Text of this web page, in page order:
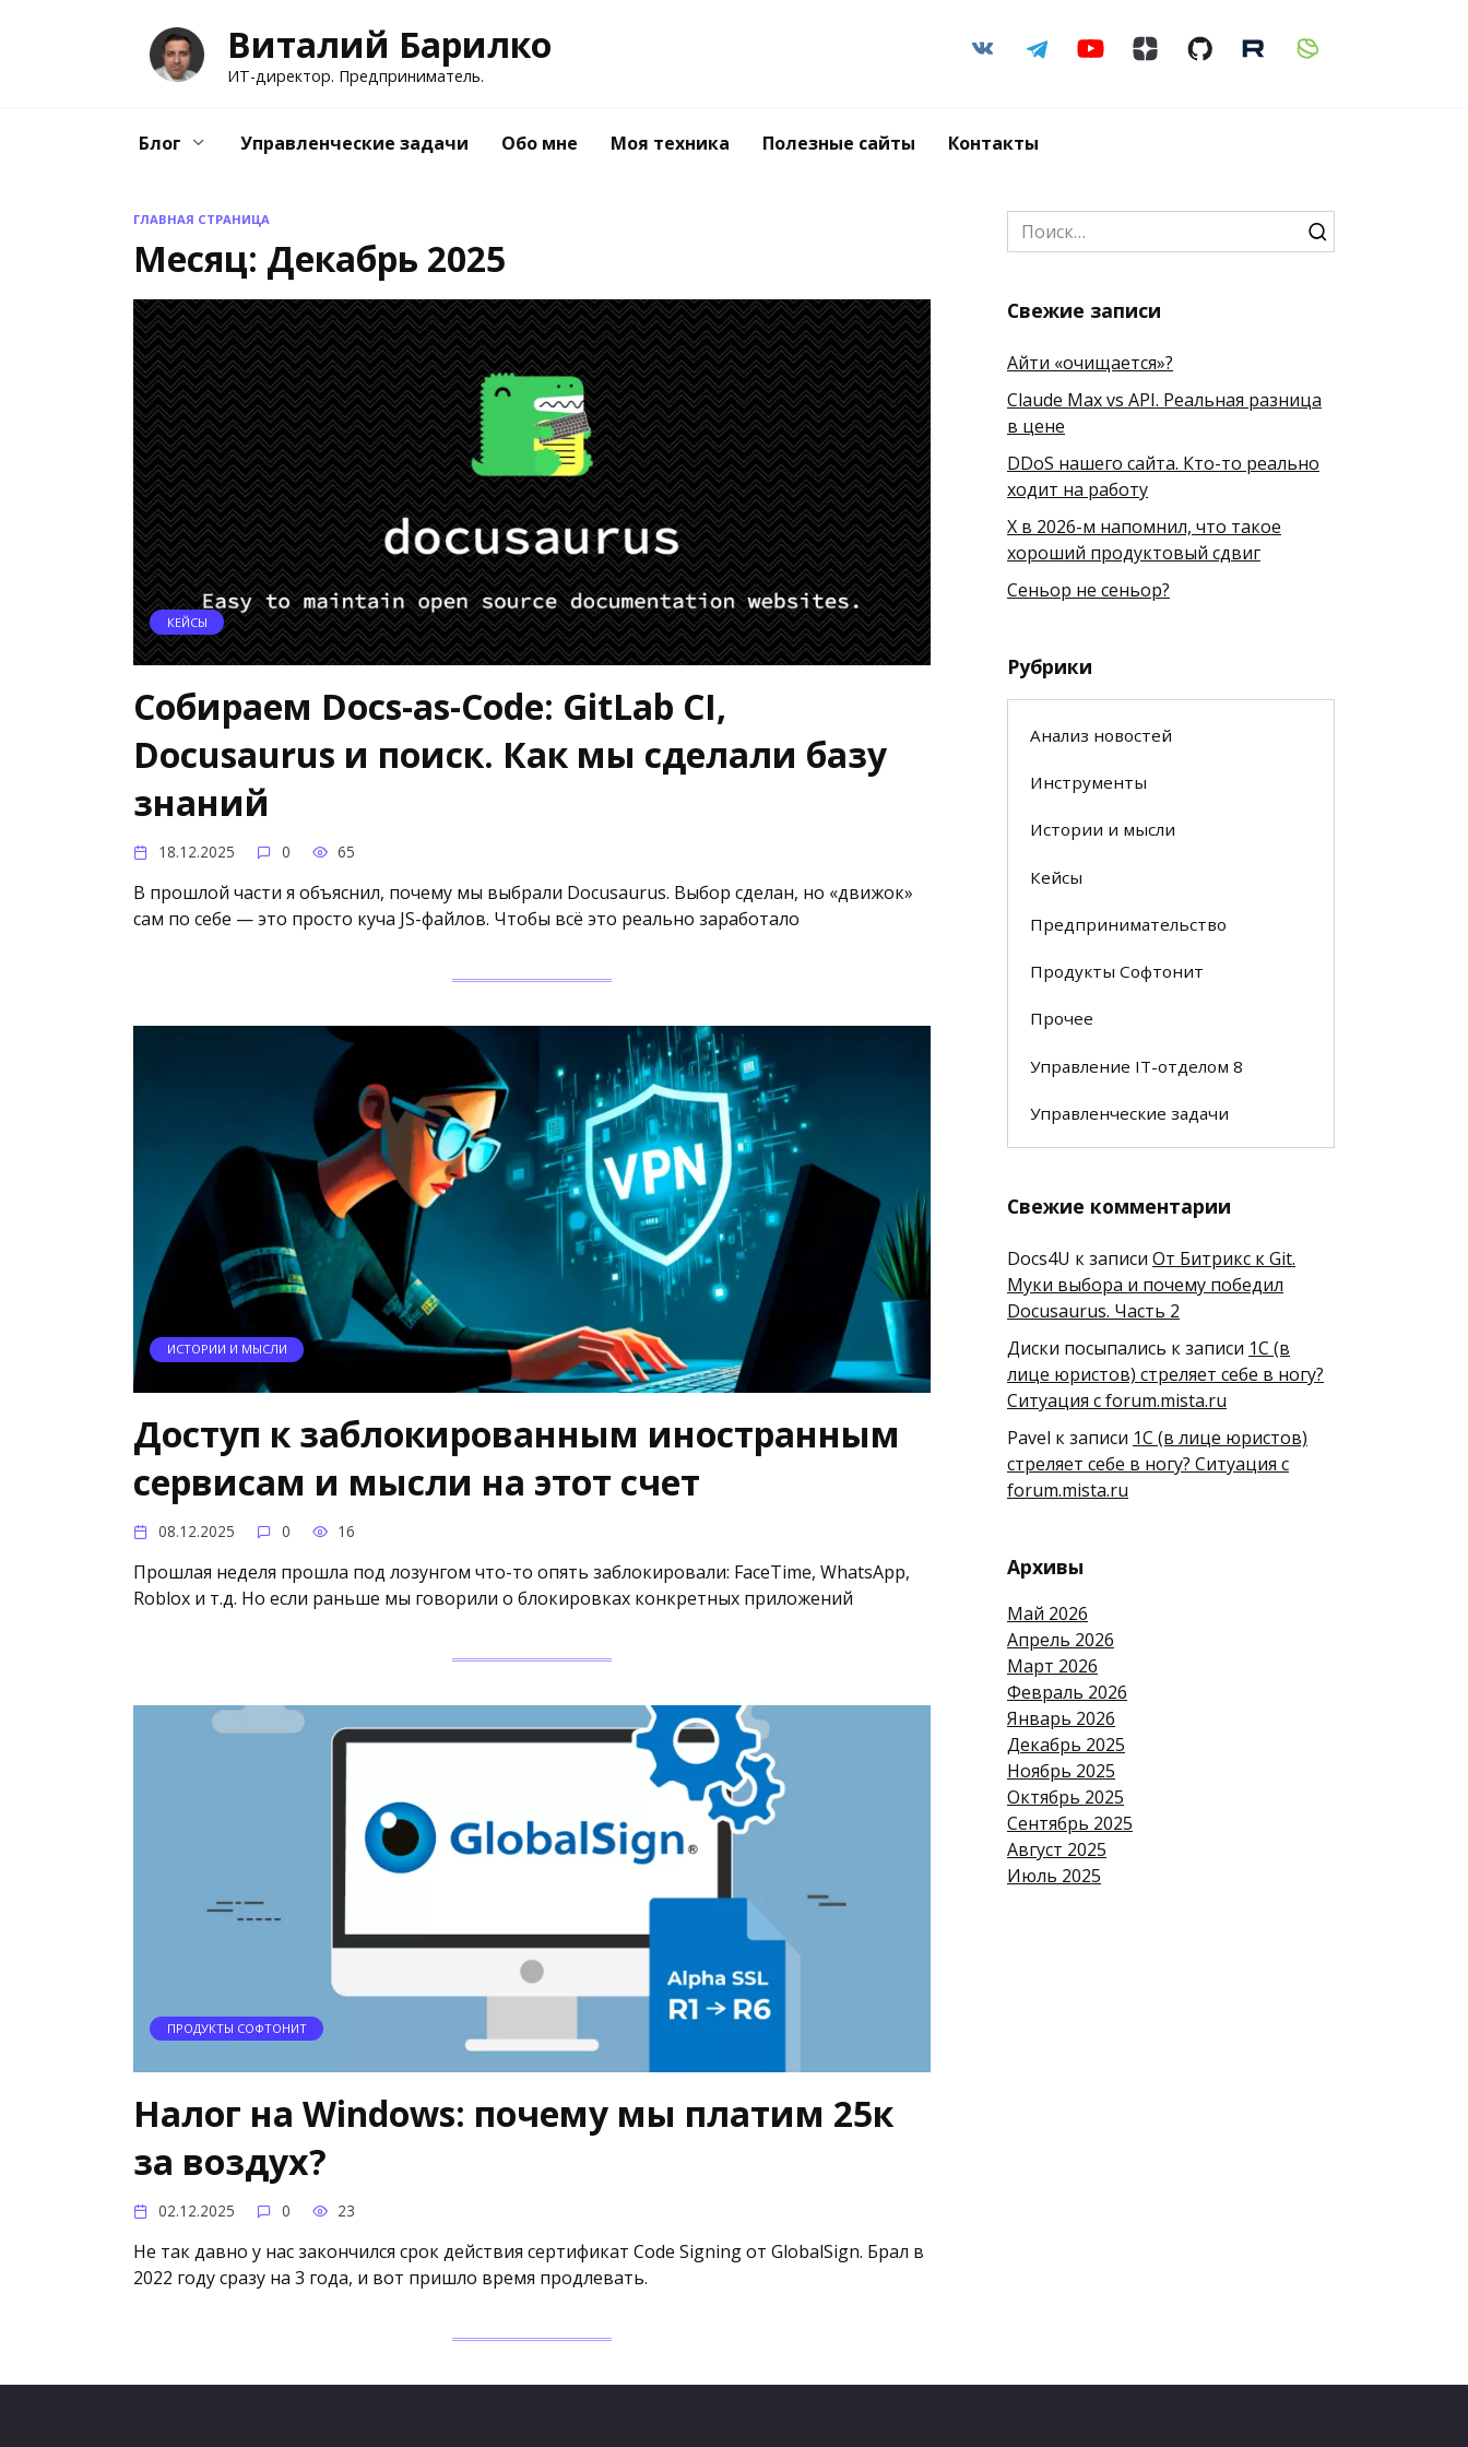
Виталий Барилко
ИТ-директор. Предприниматель.
Блог Управленческие задачи Обо мне Моя техника Полезные сайты Контакты
ГЛАВНАЯ СТРАНИЦА
Месяц: Декабрь 2025
КЕЙСЫ
Собираем Docs-as-Code: GitLab CI,
Docusaurus и поиск. Как мы сделали базу
знаний
18.12.2025 0 65
В прошлой части я объяснил, почему мы выбрали Docusaurus. Выбор сделан, но «движок»
сам по себе — это просто куча JS-файлов. Чтобы всё это реально заработало
ИСТОРИИ И МЫСЛИ
Доступ к заблокированным иностранным
сервисам и мысли на этот счет
08.12.2025 0 16
Прошлая неделя прошла под лозунгом что-то опять заблокировали: FaceTime, WhatsApp,
Roblox и т.д. Но если раньше мы говорили о блокировках конкретных приложений
ПРОДУКТЫ СОФТОНИТ
Налог на Windows: почему мы платим 25к
за воздух?
02.12.2025 0 23
Не так давно у нас закончился срок действия сертификат Code Signing от GlobalSign. Брал в
2022 году сразу на 3 года, и вот пришло время продлевать.
Search
for:
Свежие записи
Айти «очищается»?
Claude Max vs API. Реальная разница
в цене
DDoS нашего сайта. Кто-то реально
ходит на работу
X в 2026-м напомнил, что такое
хороший продуктовый сдвиг
Сеньор не сеньор?
Рубрики
Анализ новостей
Инструменты
Истории и мысли
Кейсы
Предпринимательство
Продукты Софтонит
Прочее
Управление IT-отделом 8
Управленческие задачи
Свежие комментарии
Docs4U к записи От Битрикс к Git.
Муки выбора и почему победил
Docusaurus. Часть 2
Диски посыпались к записи 1С (в
лице юристов) стреляет себе в ногу?
Ситуация с forum.mista.ru
Pavel к записи 1С (в лице юристов)
стреляет себе в ногу? Ситуация с
forum.mista.ru
Архивы
Май 2026
Апрель 2026
Март 2026
Февраль 2026
Январь 2026
Декабрь 2025
Ноябрь 2025
Октябрь 2025
Сентябрь 2025
Август 2025
Июль 2025